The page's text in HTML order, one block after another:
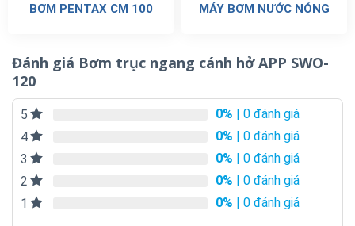
BƠM PENTAX CM 100 MÁY BƠM NƯỚC NÓNG
Đánh giá Bơm trục ngang cánh hở APP SWO-
120
5 0% | 0 đánh giá
4
0% | 0 đánh giá
3
0% | 0 đánh giá
2
0% | 0 đánh giá
1
0% | 0 đánh giá